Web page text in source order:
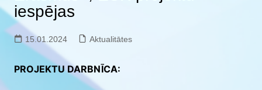
iespējas
15.01.2024 Aktualitātes
PROJEKTU DARBNĪCA: